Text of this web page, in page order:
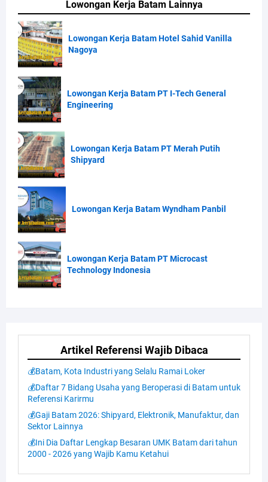
Lowongan Kerja Batam Lainnya
Lowongan Kerja Batam Hotel Sahid Vanilla
Nagoya
Lowongan Kerja Batam PT I-Tech General
Engineering
Lowongan Kerja Batam PT Merah Putih
Shipyard
Lowongan Kerja Batam Wyndham Panbil
Lowongan Kerja Batam PT Microcast
Technology Indonesia
Artikel Referensi Wajib Dibaca
💰Batam, Kota Industri yang Selalu Ramai Loker
💰Daftar 7 Bidang Usaha yang Beroperasi di Batam untuk
Referensi Karirmu
💰Gaji Batam 2026: Shipyard, Elektronik, Manufaktur, dan
Sektor Lainnya
💰Ini Dia Daftar Lengkap Besaran UMK Batam dari tahun
2000 - 2026 yang Wajib Kamu Ketahui